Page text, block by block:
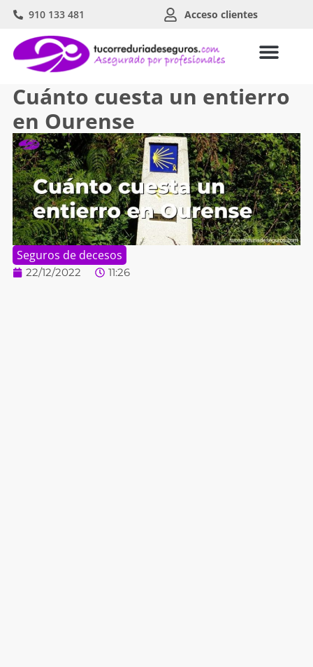
910 133 481 Acceso clientes
Cuánto cuesta un entierro
en Ourense
Seguros de decesos
22/12/2022 11:26